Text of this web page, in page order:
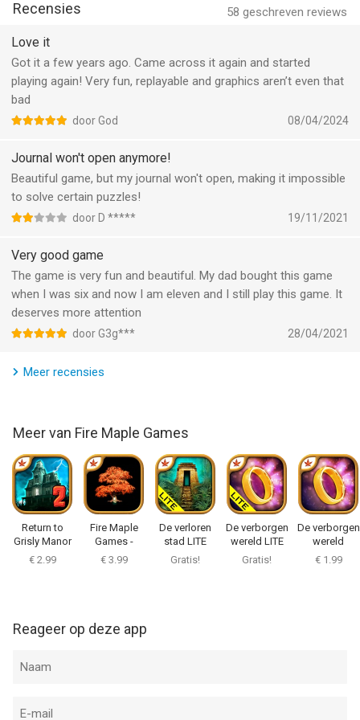
• The Lost City is vertaald naar het Duits, Frans, Italiaans,
Spaans, Chinees, Japans, Koreaans, Russisch, Turks, Arabisch,
Portugees, Zweeds, Noors, Nederlands en Deens.
• Beschikbaar voor iPhone, iPod touch en iPad!
iPad en iPod touch met iOS versie 11.0 of hoger, geschikt
bevonden voor gebruikers met leeftijden vanaf4 jaar.
Informatie voor De verloren stadis het laatst vergeleken op 9
58 geschreven reviews
Recensies
Love it
Got it a few years ago. Came across it again and started
playing again! Very fun, replayable and graphics aren’t even that
bad
door God 08/04/2024
Journal won't open anymore!
Beautiful game, but my journal won't open, making it impossible
to solve certain puzzles!
door D ***** 19/11/2021
Very good game
The game is very fun and beautiful. My dad bought this game
when I was six and now I am eleven and I still play this game. It
deserves more attention
door G3g*** 28/04/2021
Meer recensies
Meer van Fire Maple Games
Return to
Grisly Manor
€ 2.99
Fire Maple
Games -
Collection
€ 3.99
De verloren
stad LITE
Gratis!
De verborgen
wereld LITE
Gratis!
De verborgen
wereld
€ 1.99
Reageer op deze app